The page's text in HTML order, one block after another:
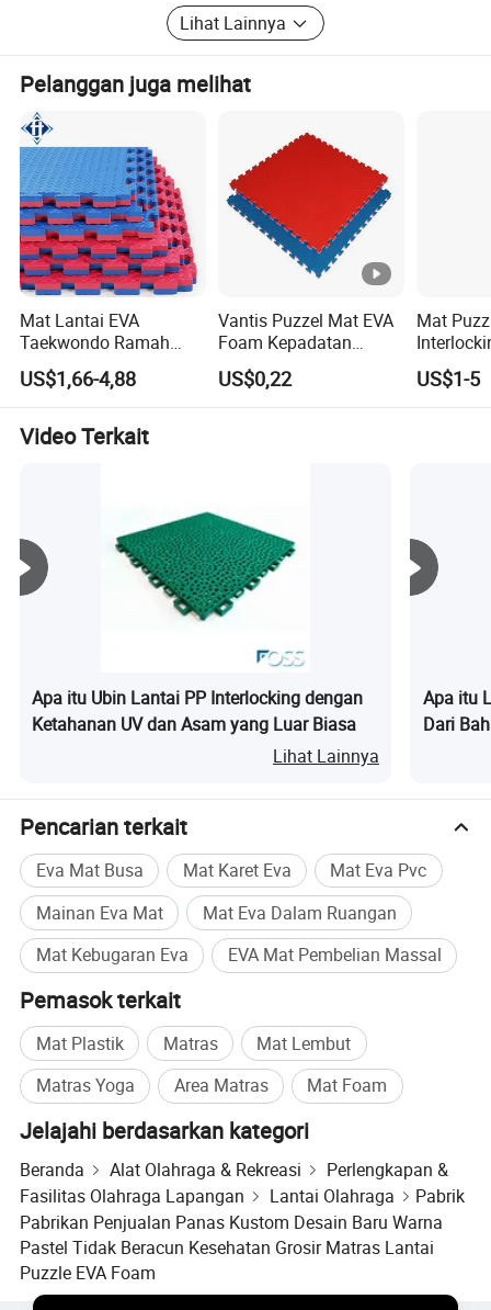
Profil Perusahaan
Lihat Lainnya
Pelanggan juga melihat
Mat Lantai EVA
Taekwondo Ramah
Lingkungan
US$1,66-4,88
Vantis Puzzel Mat EVA
Foam Kepadatan
Tinggi Hitam Mat
Lantai Olahraga
Latihan
US$0,22
Mat
untuk
Latihan
US$1-5
Video Terkait
Apa itu Ubin Lantai PP Interlocking dengan
Ketahanan UV dan Asam yang Luar Biasa
Lihat Lainnya
Apa itu
Dari
Pencarian terkait
Eva Mat Busa Mat Karet Eva
Mat Eva Pvc
Mainan Eva Mat
Mat Eva Dalam Ruangan
Mat Kebugaran Eva
EVA Mat Pembelian Massal
Pemasok terkait
Mat Plastik Matras
Mat Lembut
Matras Yoga
Area Matras Mat Foam
Jelajahi berdasarkan kategori
Beranda Alat Olahraga & Rekreasi
Perlengkapan &
Fasilitas Olahraga Lapangan
Lantai Olahraga
Pabrik
Pabrikan Penjualan Panas Kustom Desain Baru Warna
Pastel Tidak Beracun Kesehatan Grosir Matras Lantai
Puzzle EVA Foam